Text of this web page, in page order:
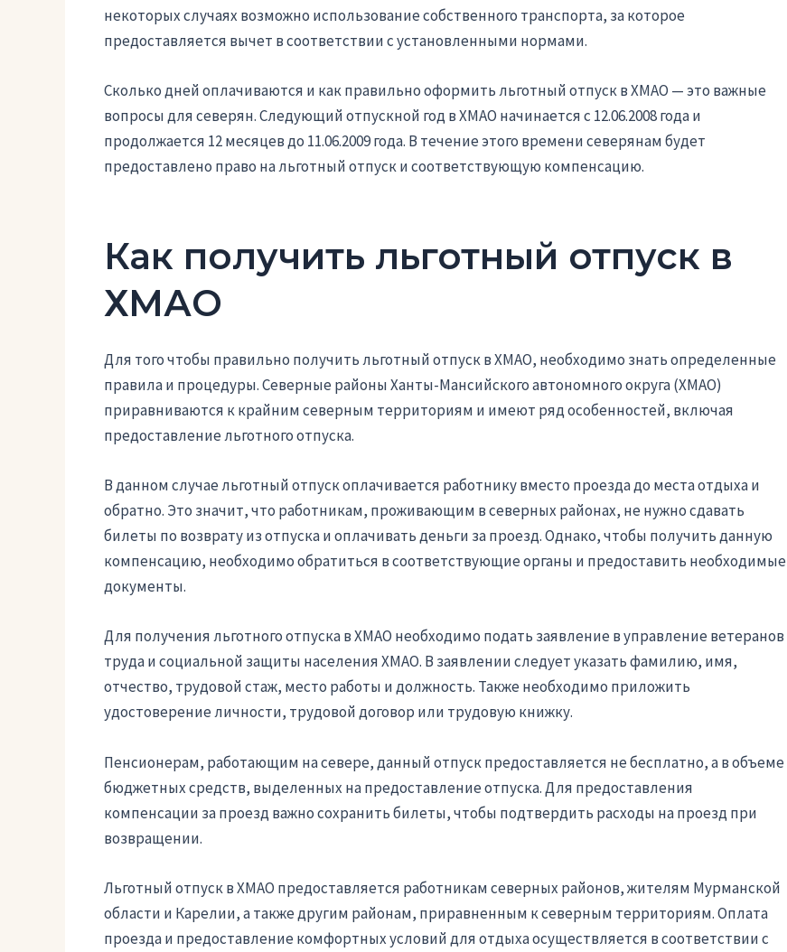
некоторых случаях возможно использование собственного транспорта, за которое
предоставляется вычет в соответствии с установленными нормами.
Сколько дней оплачиваются и как правильно оформить льготный отпуск в ХМАО — это важные
вопросы для северян. Следующий отпускной год в ХМАО начинается с 12.06.2008 года и
продолжается 12 месяцев до 11.06.2009 года. В течение этого времени северянам будет
предоставлено право на льготный отпуск и соответствующую компенсацию.
Как получить льготный отпуск в
ХМАО
Для того чтобы правильно получить льготный отпуск в ХМАО, необходимо знать определенные
правила и процедуры. Северные районы Ханты-Мансийского автономного округа (ХМАО)
приравниваются к крайним северным территориям и имеют ряд особенностей, включая
предоставление льготного отпуска.
В данном случае льготный отпуск оплачивается работнику вместо проезда до места отдыха и
обратно. Это значит, что работникам, проживающим в северных районах, не нужно сдавать
билеты по возврату из отпуска и оплачивать деньги за проезд. Однако, чтобы получить данную
компенсацию, необходимо обратиться в соответствующие органы и предоставить необходимые
документы.
Для получения льготного отпуска в ХМАО необходимо подать заявление в управление ветеранов
труда и социальной защиты населения ХМАО. В заявлении следует указать фамилию, имя,
отчество, трудовой стаж, место работы и должность. Также необходимо приложить
удостоверение личности, трудовой договор или трудовую книжку.
Пенсионерам, работающим на севере, данный отпуск предоставляется не бесплатно, а в объеме
бюджетных средств, выделенных на предоставление отпуска. Для предоставления
компенсации за проезд важно сохранить билеты, чтобы подтвердить расходы на проезд при
возвращении.
Льготный отпуск в ХМАО предоставляется работникам северных районов, жителям Мурманской
области и Карелии, а также другим районам, приравненным к северным территориям. Оплата
проезда и предоставление комфортных условий для отдыха осуществляется в соответствии с